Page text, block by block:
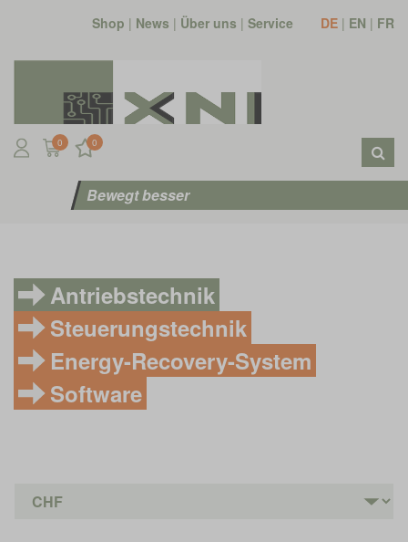
Shop | News | Über uns | Service DE | EN | FR
0 0
Bewegt besser
Antriebstechnik
Steuerungstechnik
Energy-Recovery-System
Software